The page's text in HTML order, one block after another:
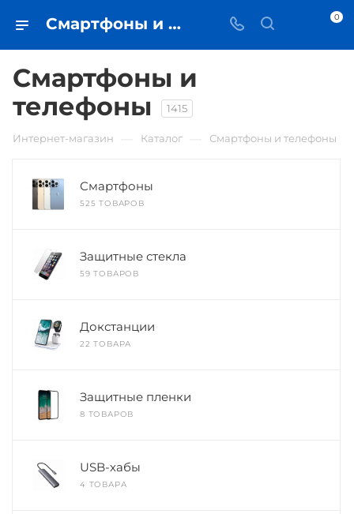
Смартфоны и телефоны • купить в Самаре по низкой цене - iЧехол 0
Смартфоны и
телефоны
1415
Интернет-магазин Каталог Смартфоны и телефоны
Смартфоны
525 ТОВАРОВ
Защитные стекла
59 ТОВАРОВ
Докстанции
22 ТОВАРА
Защитные пленки
8 ТОВАРОВ
USB-хабы
4 ТОВАРА